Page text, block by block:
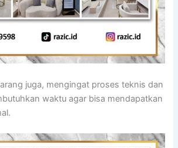
juga, mengingat proses teknis dan
waktu agar bisa mendapatkan